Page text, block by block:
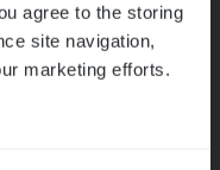
agree to the storing
site navigation,
marketing efforts.
Cargo